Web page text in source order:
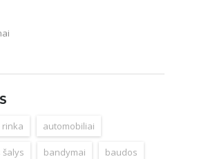
rinka automobiliai
šalys bandymai baudos